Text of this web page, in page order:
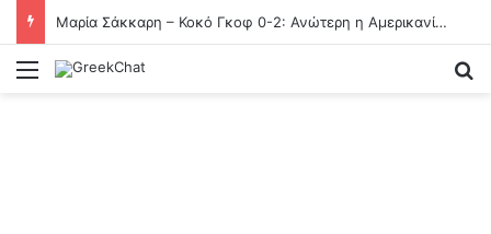
Μαρία Σάκκαρη – Κοκό Γκοφ 0-2: Ανώτερη η Αμερικανίδα και αποκλεισμούς για την Ελληνίδα τενίστρια στις «32» του Τορόντο
Menu